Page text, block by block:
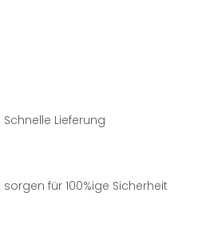
Lieferung
für 100%ige Sicherheit